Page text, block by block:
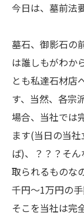
今日は、墓前法
墓石、御影石の
は誰しもがわか
とも私達石材店
す、当然、各宗
場合、当社では
ます(当日の当
ば)、？？？そ
取られるものな
千円～1万円の
そこを当社は完